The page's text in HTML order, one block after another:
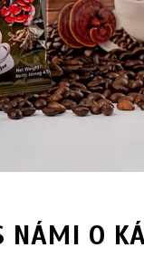
NÁMI O